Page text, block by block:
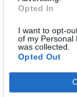
Opted In
I want to opt-
of my Personal
was collected.
Opted Out